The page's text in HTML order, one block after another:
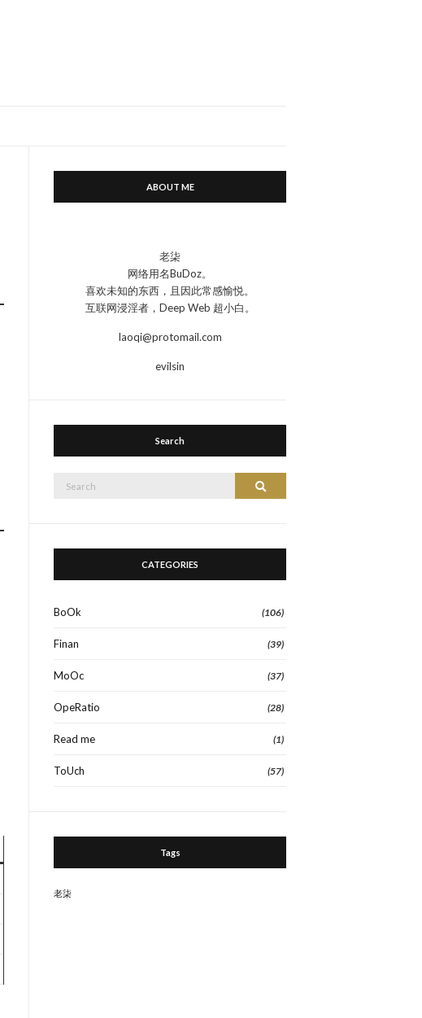
ABOUT ME
老柒
网络用名BuDoz。
喜欢未知的东西，且因此常感愉悦。
互联网浸淫者，Deep Web 超小白。
laoqi@protomail.com
evilsin
Search
Search
CATEGORIES
BoOk (106)
Finan (39)
MoOc (37)
OpeRatio (28)
Read me (1)
ToUch (57)
Tags
老柒